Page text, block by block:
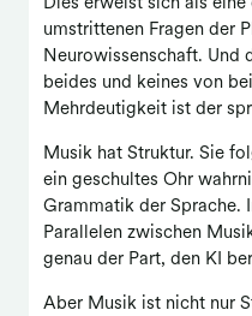
Dies erweist sich als
umstrittenen Fragen der
Neurowissenschaft. Und
beides und keines von
Mehrdeutigkeit ist der
Musik hat Struktur. Sie
ein geschultes Ohr
Grammatik der Sprache.
Parallelen zwischen
genau der Part, den KI
Aber Musik ist nicht nur